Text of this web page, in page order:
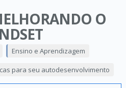
O
Ensino e Aprendizagem
para seu autodesenvolvimento